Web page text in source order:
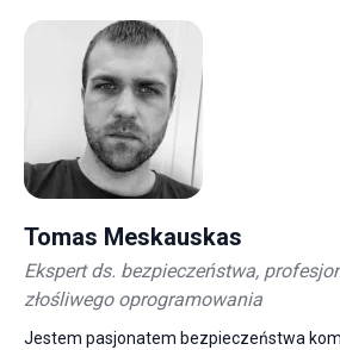
Tomas Meskauskas
Ekspert ds. bezpieczeństwa,
złośliwego oprogramowania
Jestem pasjonatem bezpieczeństwa